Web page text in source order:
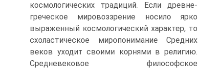
космологических традиций. Если древне­
греческое мировоззрение носило ярко
выраженный космологи­ческий характер, то
схоластическое миропонимание Средних
веков уходит своими корнями в религию.
Средневековое фило­софское